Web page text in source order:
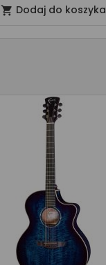
 Dodaj do koszyka